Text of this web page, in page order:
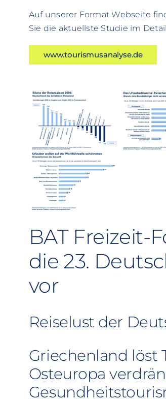
Auf unserer Format Webseite
Sie die aktuellste Studie im
www.tourismusanalyse.de
BAT Freizeit-
die 23.
vor
Reiselust der
Griechenland löst
Osteuropa